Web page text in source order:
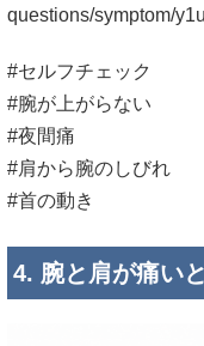
questions/symptom/
#セルフチェック
#腕が上がらない
#夜間痛
#肩から腕のしびれ
#首の動き
4. 腕と肩が痛い